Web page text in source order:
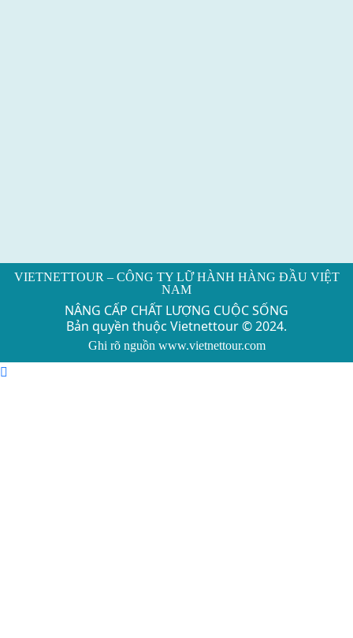
VIETNETTOUR – CÔNG TY LỮ HÀNH HÀNG ĐẦU VIỆT
NAM
NÂNG CẤP CHẤT LƯỢNG CUỘC SỐNG
Bản quyền thuộc Vietnettour © 2024.
Ghi rõ nguồn www.vietnettour.com